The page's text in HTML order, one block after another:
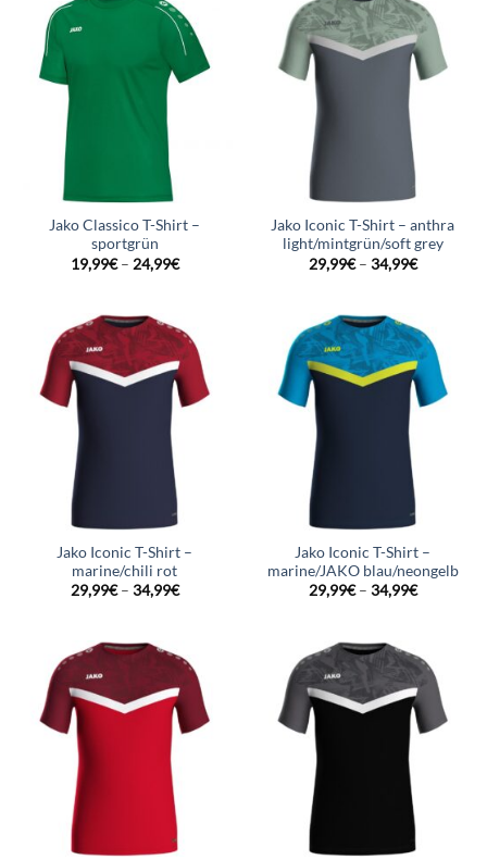
Jako Classico T-Shirt –
sportgrün
19,99€– 24,99€
Jako Iconic T-Shirt – anthra
light/mintgrün/soft grey
29,99€– 34,99€
Jako Iconic T-Shirt –
marine/chili rot
29,99€– 34,99€
Jako Iconic T-Shirt –
marine/JAKO blau/neongelb
29,99€– 34,99€